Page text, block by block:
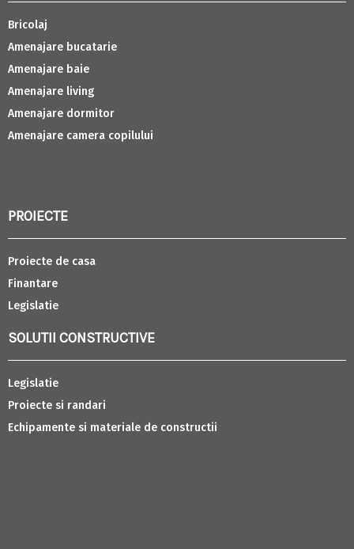
Bricolaj
Amenajare bucatarie
Amenajare baie
Amenajare living
Amenajare dormitor
Amenajare camera copilului
PROIECTE
Proiecte de casa
Finantare
Legislatie
SOLUTII CONSTRUCTIVE
Legislatie
Proiecte si randari
Echipamente si materiale de constructii